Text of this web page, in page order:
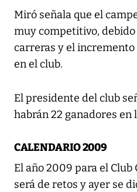
Miró señala que el
muy competitivo,
carreras y el
en el club.
El presidente del club
habrán 22 ganadores en
CALENDARIO 2009
El año 2009 para el
será de retos y ayer se